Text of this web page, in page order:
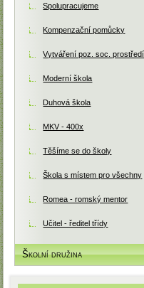
Spolupracujeme
Kompenzační pomůcky
Vytváření poz. soc. prostředí
Moderní škola
Duhová škola
MKV - 400x
Těšíme se do školy
Škola s místem pro všechny
Romea - romský mentor
Učitel - ředitel třídy
Školní družina